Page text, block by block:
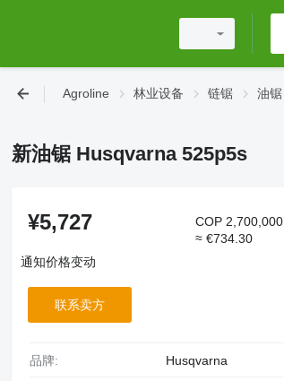
Agroline 林业设备 链锯 油锯
新油锯 Husqvarna 525p5s
¥5,727
COP 2,700,000
≈ €734.30
通知价格变动
联系卖方
品牌: Husqvarna